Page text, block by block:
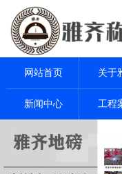
网站首页 关于
新闻中心 工程